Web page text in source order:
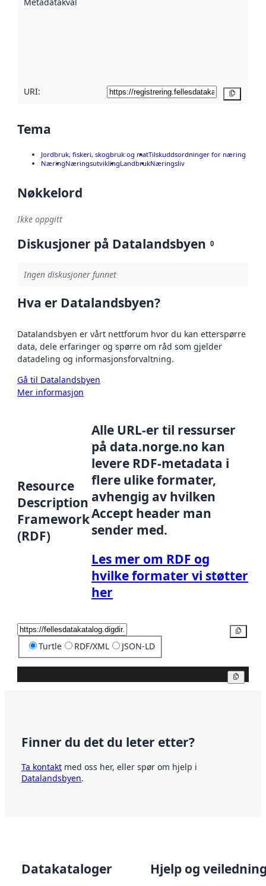
URI:
Tema
Jordbruk, fiskeri, skogbruk og matTilskuddsordninger for næring
NæringNæringsutviklingLandbrukNæringsliv
Nøkkelord
Ikke oppgitt
Diskusjoner på Datalandsbyen 0
Ingen diskusjoner funnet
Hva er Datalandsbyen?
Datalandsbyen er vårt nettforum hvor du kan etterspørre
data, dele erfaringer og spørre om råd som gjelder
datadeling og informasjonsforvaltning.
Gå til Datalandsbyen
Mer informasjon
Resource
Description
Framework
(RDF)
Alle URL-er til ressurser
på data.norge.no kan
levere RDF-metadata i
flere ulike formater,
avhengig av hvilken
Accept header man
sender med.
Les mer om RDF og
hvilke formater vi støtter
her
Turtle RDF/XML JSON-LD
Finner du det du leter etter?
Ta kontakt med oss her, eller spør om hjelp i
Datalandsbyen.
Datakataloger Hjelp og